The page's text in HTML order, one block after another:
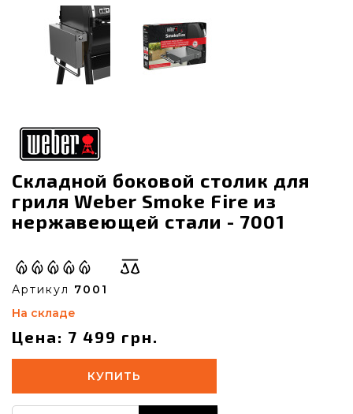
Складной боковой столик для
гриля Weber Smoke Fire из
нержавеющей стали - 7001
Артикул 7001
На складе
Цена: 7 499 грн.
КУПИТЬ